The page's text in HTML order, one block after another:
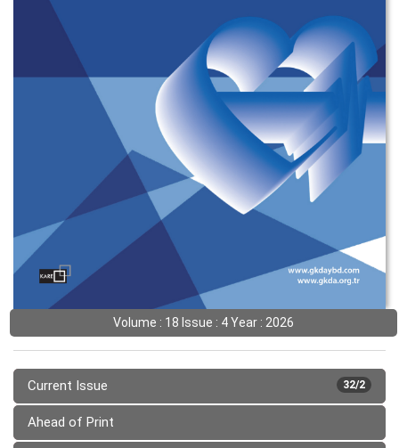
Volume : 18 Issue : 4 Year : 2026
32/2
Current Issue
Ahead of Print